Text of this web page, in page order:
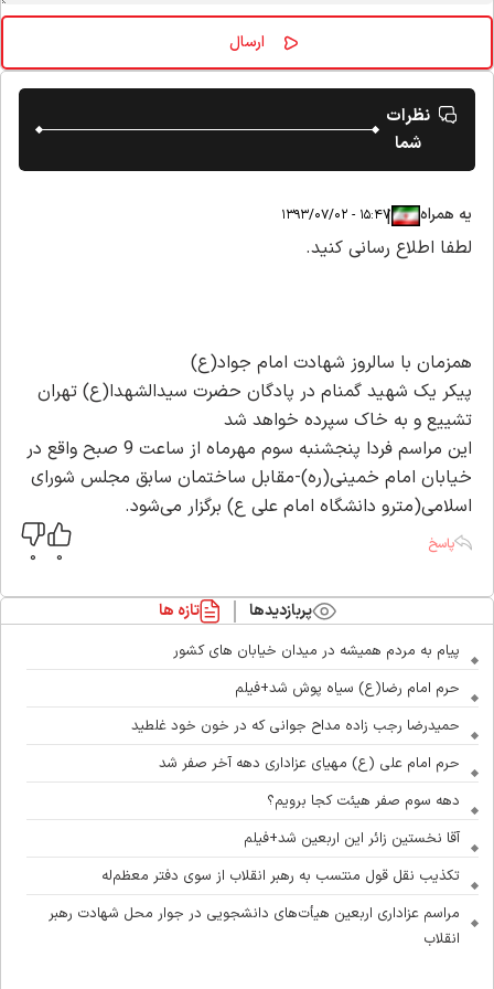
نظرات
شما
یه همراه|
|۱۵:۴۷ - ۱۳۹۳/۰۷/۰۲
لطفا اطلاع رسانی کنید.
همزمان با سالروز شهادت امام جواد(ع)
پیکر یک شهید گمنام در پادگان حضرت سیدالشهدا(ع) تهران
تشییع و به خاک سپرده خواهد شد
این مراسم فردا پنجشنبه سوم مهرماه از ساعت 9 صبح واقع در
خیابان امام خمینی(ره)-مقابل ساختمان سابق مجلس شورای
اسلامی(مترو دانشگاه امام علی ع) برگزار می‌شود.
پاسخ
پربازدیدها تازه ها
پیام به مردم همیشه در میدان خیابان های کشور
حرم امام رضا(ع) سیاه پوش شد+فیلم
حمیدرضا رجب زاده مداح جوانی که در خون خود غلطید
حرم امام علی (ع) مهیای عزاداری دهه آخر صفر شد
دهه سوم صفر هیئت کجا برویم؟
آقا نخستین زائر این اربعین شد+فیلم
تکذیب نقل قول منتسب به رهبر انقلاب از سوی دفتر معظم‌له
مراسم عزاداری اربعین هیأت‌های دانشجویی در جوار محل شهادت رهبر
انقلاب